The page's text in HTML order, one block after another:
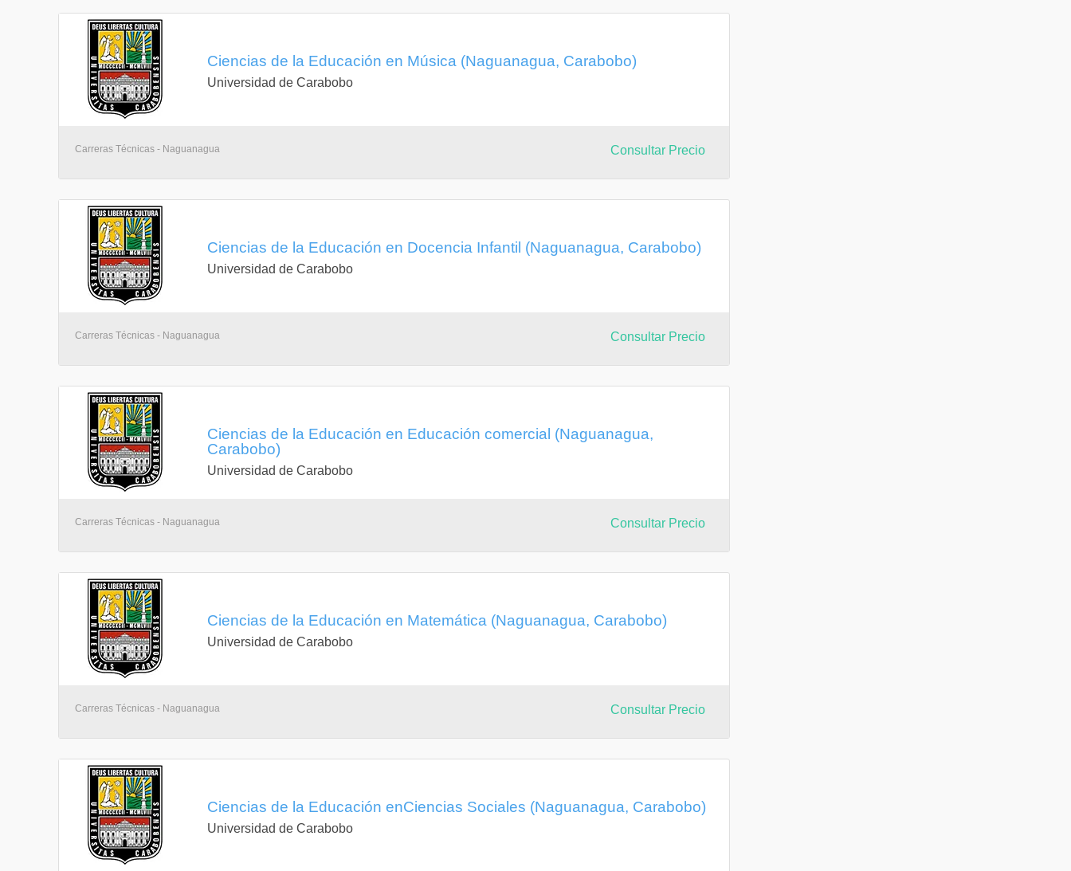
Ciencias de la Educación en Música (Naguanagua, Carabobo)
Universidad de Carabobo
Carreras Técnicas - Naguanagua Consultar Precio
Ciencias de la Educación en Docencia Infantil (Naguanagua, Carabobo)
Universidad de Carabobo
Carreras Técnicas - Naguanagua Consultar Precio
Ciencias de la Educación en Educación comercial (Naguanagua,
Carabobo)
Universidad de Carabobo
Carreras Técnicas - Naguanagua Consultar Precio
Ciencias de la Educación en Matemática (Naguanagua, Carabobo)
Universidad de Carabobo
Carreras Técnicas - Naguanagua Consultar Precio
Ciencias de la Educación enCiencias Sociales (Naguanagua, Carabobo)
Universidad de Carabobo